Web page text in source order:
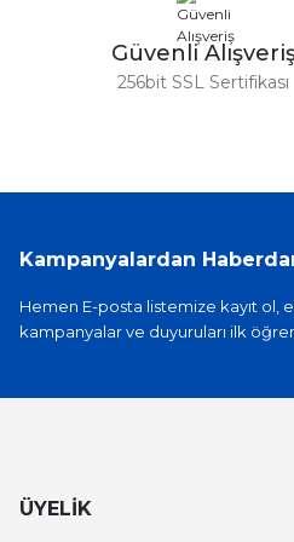
Bu ürüne benzer farklı
Güvenli
256bit SSL Sertifikası
Kampanyalardan
Hemen E-posta listemize kayıt ol,
kampanyalar ve duyuruları ilk
ÜYELİK